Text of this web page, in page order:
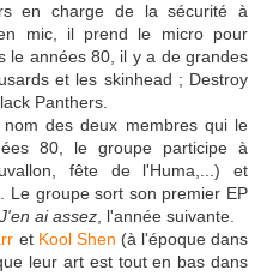
en charge de la sécurité à
mic, il prend le micro pour
le années 80, il y a de grandes
et les skinhead ; Destroy
Panthers.
des deux membres qui le
80, le groupe participe à
fête de l'Huma,...) et
Le groupe sort son premier EP
J'en ai assez , l'année suivante.
et Kool Shen (à l'époque dans
leur art est tout en bas dans